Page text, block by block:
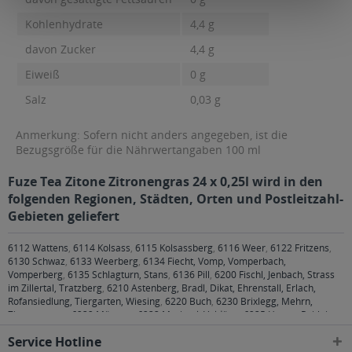
Kohlenhydrate
4,4 g
davon Zucker
4,4 g
Eiweiß
0 g
Salz
0,03 g
Anmerkung: Sofern nicht anders angegeben, ist die
Bezugsgröße für die Nährwertangaben 100 ml
Fuze Tea Zitone Zitronengras 24 x 0,25l wird in den
folgenden Regionen, Städten, Orten und Postleitzahl-
Gebieten geliefert
6112 Wattens, 6114 Kolsass, 6115 Kolsassberg, 6116 Weer, 6122 Fritzens,
6130 Schwaz, 6133 Weerberg, 6134 Fiecht, Vomp, Vomperbach,
Vomperberg, 6135 Schlagturn, Stans, 6136 Pill, 6200 Fischl, Jenbach, Strass
im Zillertal, Tratzberg, 6210 Astenberg, Bradl, Dikat, Ehrenstall, Erlach,
Rofansiedlung, Tiergarten, Wiesing, 6220 Buch, 6230 Brixlegg, Mehrn,
Zimmermoos
6232 Münster 6233 Mariatal, Voldöpp
6235 Hygna, Reith im
Alpbachtal ,6261 Schlitters, Strass im Zillertal
Service Hotline